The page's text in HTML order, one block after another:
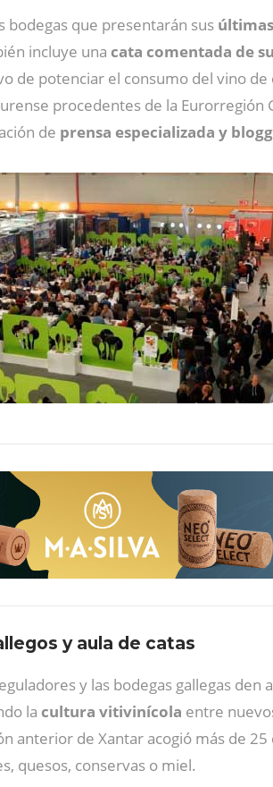
bodegas que presentarán sus
incluye una cata comentada de
de potenciar el consumo del vino
procedentes de la Eurorregión
de prensa especializada y
y aula de catas
y las bodegas gallegas
la cultura vitivinícola entre
anterior de Xantar acogió más de
quesos, conservas o miel.